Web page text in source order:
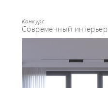
Конкурс
Современный интерьер